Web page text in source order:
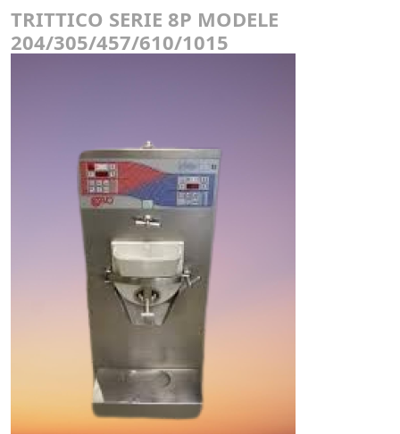
TRITTICO SERIE 8P MODELE
204/305/457/610/1015